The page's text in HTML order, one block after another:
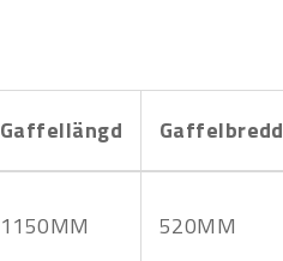
Gaffellängd Gaffelbredd
1150MM 520MM